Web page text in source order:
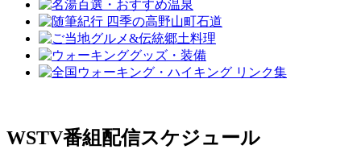
WSTV番組配信スケジュール